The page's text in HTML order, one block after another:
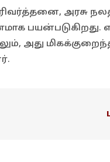
அரசு
பயன்படுகிறது.
அது